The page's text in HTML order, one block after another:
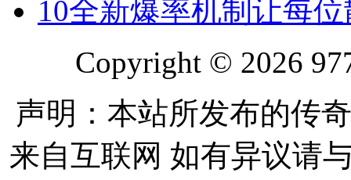
10全新爆率机制让每
Copyright © 2026
声明：本站所发布的传
来自互联网 如有异议请